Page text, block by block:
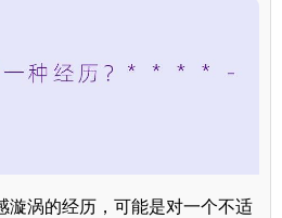
漩涡的经历，可能是对一个不适